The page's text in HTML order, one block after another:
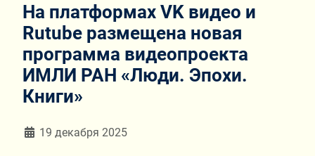
На платформах VK видео и
Rutube размещена новая
программа видеопроекта
ИМЛИ РАН «Люди. Эпохи.
Книги»
Информация о материале
19 декабря 2025